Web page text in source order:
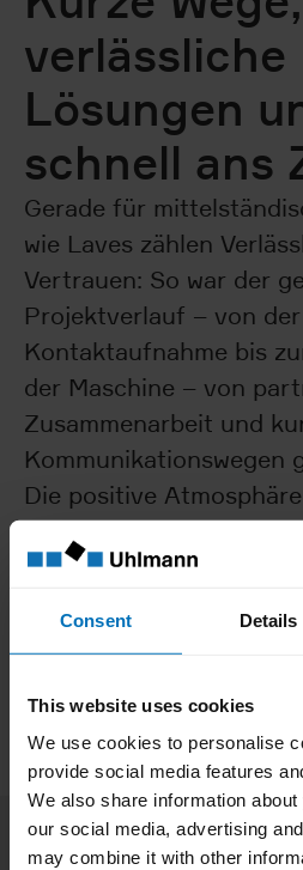
Consent Details
This website uses cookies
We use cookies to personalise
provide social media features
We also share information
our social media, advertising
may combine it with other
verlässliche
Lösungen
schnell ans
Gerade für
wie Laves zählen
Vertrauen: So war der
Projektverlauf – von
Kontaktaufnahme bis
der Maschine – von
Zusammenarbeit und
Kommunikationswegen
Die positive
Acceptance Test (FAT)
hervorragende
„Mich persönlich